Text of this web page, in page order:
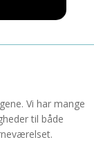
Vi har mange
til både